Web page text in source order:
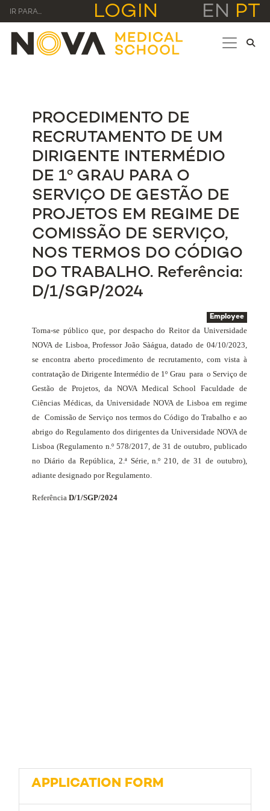
IR PARA... LOGIN EN PT
PROCEDIMENTO DE
RECRUTAMENTO DE UM
DIRIGENTE INTERMÉDIO
DE 1º GRAU PARA O
SERVIÇO DE GESTÃO DE
PROJETOS EM REGIME DE
COMISSÃO DE SERVIÇO,
NOS TERMOS DO CÓDIGO
DO TRABALHO. Referência:
D/1/SGP/2024
Employee
Torna-se público que, por despacho do Reitor da Universidade
NOVA de Lisboa, Professor João Sàágua, datado de 04/10/2023,
se encontra aberto procedimento de recrutamento, com vista à
contratação de Dirigente Intermédio de 1º Grau para o Serviço de
Gestão de Projetos, da NOVA Medical School Faculdade de
Ciências Médicas, da Universidade NOVA de Lisboa em regime
de Comissão de Serviço nos termos do Código do Trabalho e ao
abrigo do Regulamento dos dirigentes da Universidade NOVA de
Lisboa (Regulamento n.º 578/2017, de 31 de outubro, publicado
no Diário da República, 2.ª Série, n.º 210, de 31 de outubro),
adiante designado por Regulamento.
ReferênciaD/1/SGP/2024
APPLICATION FORM